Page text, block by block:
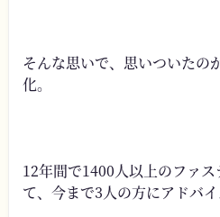
そんな思いで、思いついたの
化。
12年間で1400人以上のファ
て、今まで3人の方にアドバ